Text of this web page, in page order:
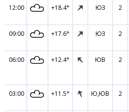
12:00 +18.4° ЮЗ 2
09:00 +17.6° ЮЗ 2
06:00 +12.4° ЮВ 2
03:00 +11.5° Ю,ЮВ 2